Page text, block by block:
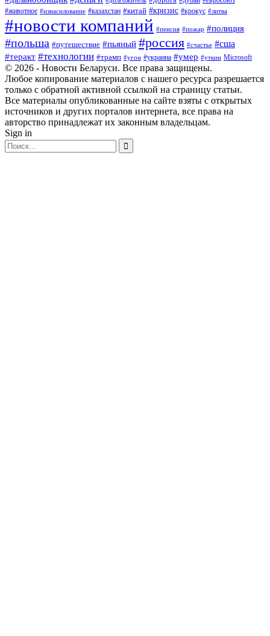
#животное #изнасилование #казахстан #китай #кризис #крокус #литва
#новости компаний #пенсия #пожар #полиция
#польша #путешествие #пьяный #россия #счастье #сша
#теракт #технологии #трамп #угон #украина #умер #уткин Microsoft
© 2026 - Новости Беларуси. Все права защищены.
Любое копирование материалов с нашего ресурса разрешается
только с обратной активной ссылкой на страницу статьи.
Все материалы опубликованные на сайте взяты с открытых
источников и других порталов интернета, все права на
авторство принадлежат их законным владельцам.
Sign in